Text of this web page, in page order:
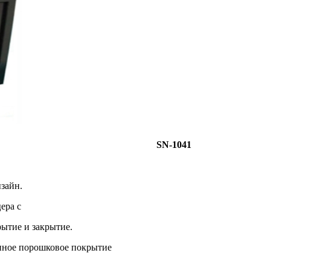
SN-1041
с
и закрытие.
порошковое покрытие